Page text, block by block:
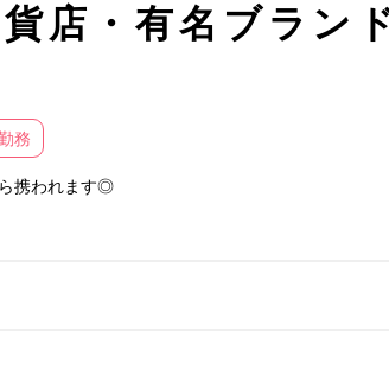
店・有名ブラン
務
携われます◎